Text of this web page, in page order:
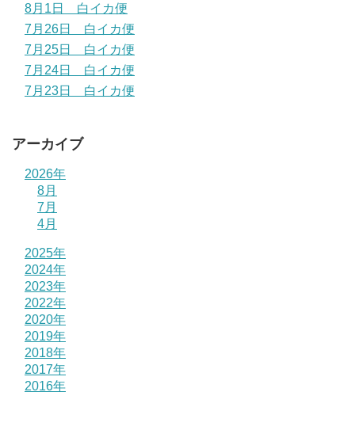
8月1日 白イカ便
7月26日 白イカ便
7月25日 白イカ便
7月24日 白イカ便
7月23日 白イカ便
アーカイブ
2026年
8月
7月
4月
2025年
2024年
2023年
2022年
2020年
2019年
2018年
2017年
2016年